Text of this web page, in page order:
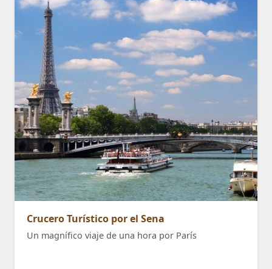
Crucero Turístico por el Sena
Un magnífico viaje de una hora por París